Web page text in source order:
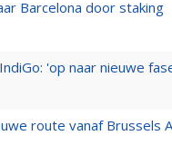
Barcelona door staking
'op naar nieuwe
route vanaf Brussels